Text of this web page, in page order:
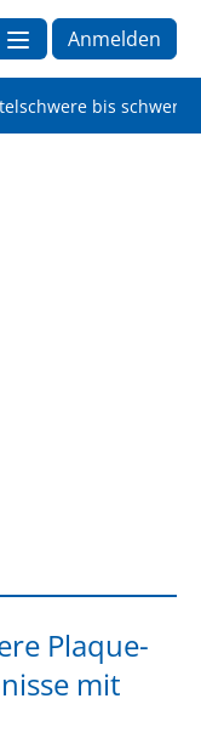
Anmelden
bis schwere
Plaque-
mit